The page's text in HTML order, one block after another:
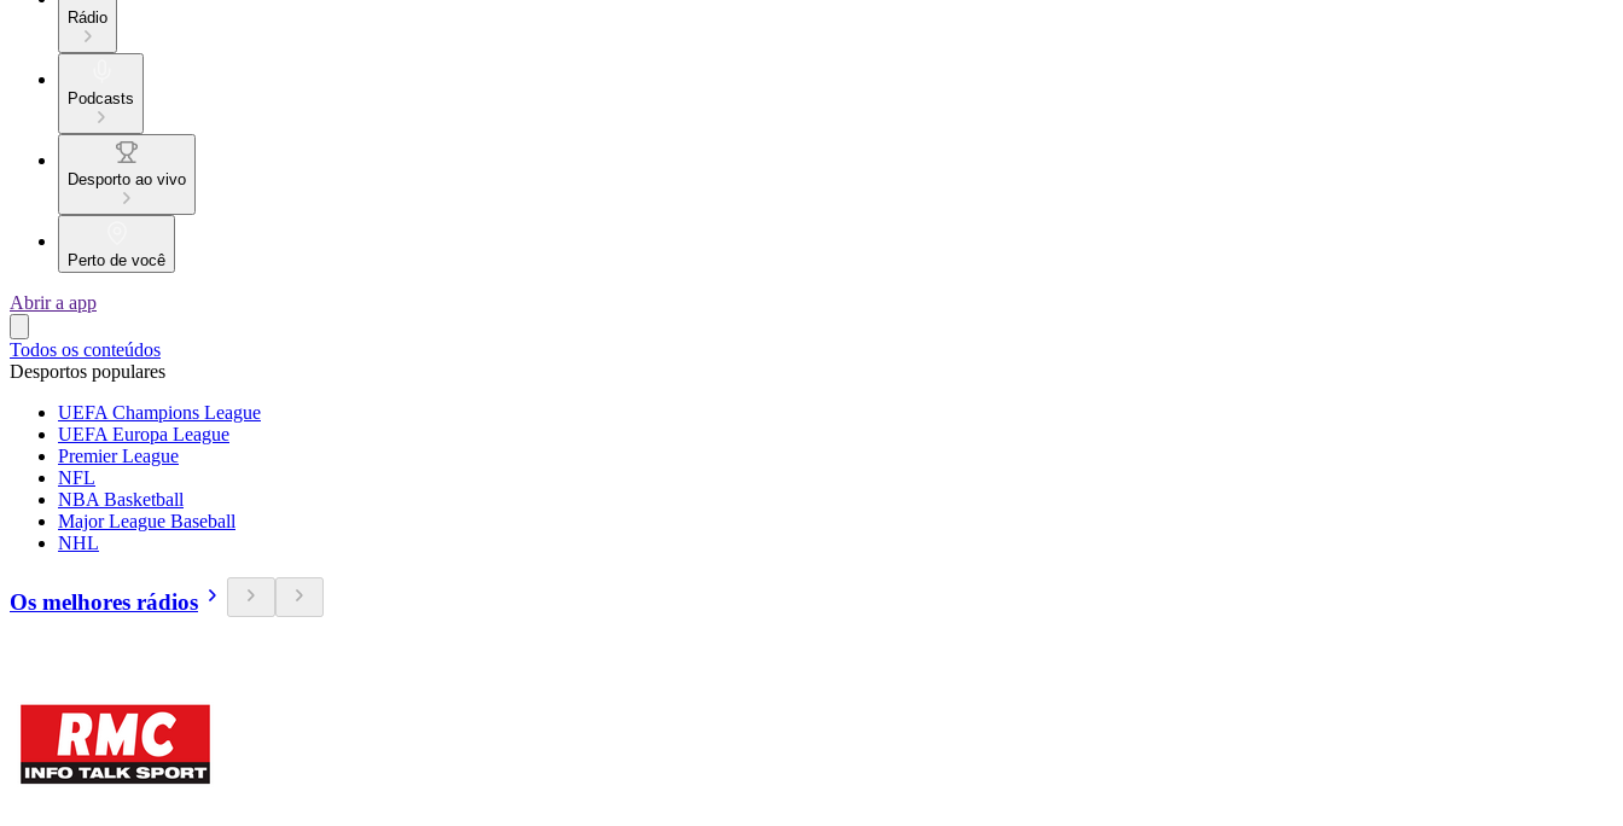
Rádio
Podcasts
Desporto ao vivo
Perto de você
Abrir a app
Todos os conteúdos
Desportos populares
UEFA Champions League
UEFA Europa League
Premier League
NFL
NBA Basketball
Major League Baseball
NHL
Os melhores rádios